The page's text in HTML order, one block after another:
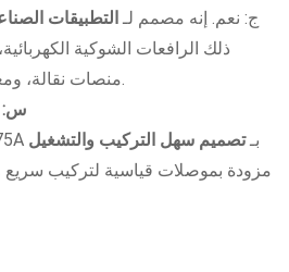
ج: نعم. إنه مصمم لـ التطبيقات
ذلك الرافعات الشوكية
منصات نقالة، ومعدات مناولة المواد الأخرى.
س:
ج: نعم. يتميز جهاز SMH175A بـتصميم سهل التركيب والتشغيل
مزودة بموصلات قياسية لتركيب